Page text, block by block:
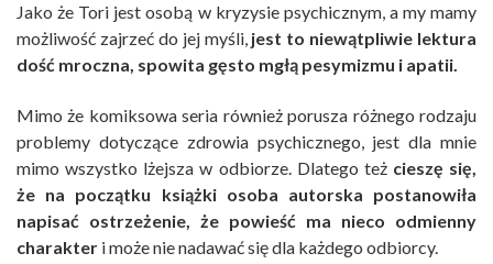
Jako że Tori jest osobą w kryzysie psychicznym, a my mamy
możliwość zajrzeć do jej myśli,jest to niewątpliwie lektura
dość mroczna, spowita gęsto mgłą pesymizmu i apatii.
Mimo że komiksowa seria również porusza różnego rodzaju
problemy dotyczące zdrowia psychicznego, jest dla mnie
mimo wszystko lżejsza w odbiorze. Dlatego też cieszę się,
że na początku książki osoba autorska postanowiła
napisać ostrzeżenie, że powieść ma nieco odmienny
charakter i może nie nadawać się dla każdego odbiorcy.